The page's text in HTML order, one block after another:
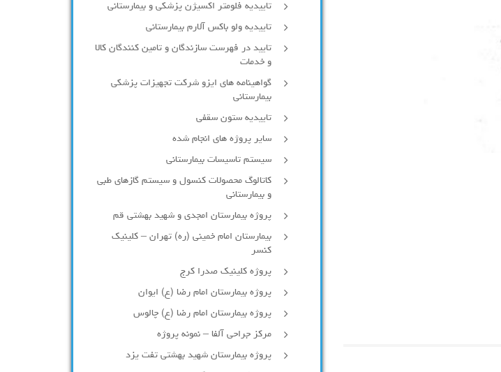
تاییدیه فلومتر اکسیژن پزشکی و بیمارستانی
تاییدیه ولو باکس آلارم بیمارستانی
تایید در فهرست سازندگان و تامین کنندگان کالا
و خدمات
گواهینامه های ایزو شرکت تجهیزات پزشکی
بیمارستانی
تاییدیه ستون سقفی
سایر پروژه های انجام شده
سیستم تاسیسات بیمارستانی
کاتالوگ محصولات کنسول و سیستم گازهای طبی
و بیمارستانی
پروژه بیمارستان امجدی و شهید بهشتی قم
بیمارستان امام خمینی (ره) تهران – کلینیک
کنسر
پروژه کلینیک صدرا کرج
پروژه بیمارستان امام رضا (ع) ایوان
پروژه بیمارستان امام رضا (ع) چالوس
مرکز جراحی آلفا – نمونه پروژه
پروژه بیمارستان شهید بهشتی تفت یزد